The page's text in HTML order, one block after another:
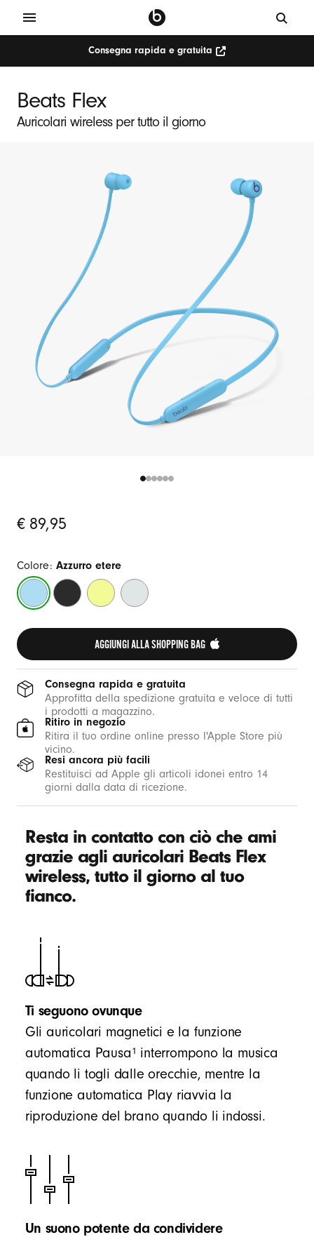
Consegna rapida e gratuita
Beats Flex
Auricolari wireless per tutto il giorno
Original
€ 89,95
Colore: Azzurro etere
Azzurro
etere
Nero
Beats
Giallo
limone
Grigio
nuvola
AGGIUNGI ALLA SHOPPING BAG
Consegna rapida e gratuita
Approfitta della spedizione gratuita e veloce di tutti
i prodotti a magazzino.
Ritiro in negozio
Ritira il tuo ordine online presso l'Apple Store più
vicino.
Resi ancora più facili
Restituisci ad Apple gli articoli idonei entro 14
giorni dalla data di ricezione.
Resta in contatto con ciò che ami
grazie agli auricolari Beats Flex
wireless, tutto il giorno al tuo
fianco.
Ti seguono ovunque
Gli auricolari magnetici e la funzione
automatica Pausa 1 interrompono la musica
quando li togli dalle orecchie, mentre la
funzione automatica Play riavvia la
riproduzione del brano quando li indossi.
Un suono potente da condividere